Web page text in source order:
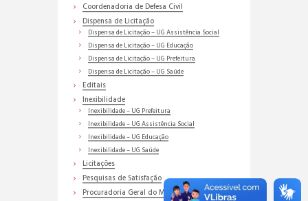
Coordenadoria de Defesa Civil
Dispensa de Licitação
Dispensa de Licitação – UG Assistência Social
Dispensa de Licitação – UG Educação
Dispensa de Licitação – UG Prefeitura
Dispensa de Licitação – UG Saúde
Editais
Inexibilidade
Inexibilidade – UG Prefeitura
Inexibilidade – UG Assistência Social
Inexibilidade – UG Educação
Inexibilidade – UG Saúde
Licitações
Pesquisas de Satisfação
Procuradoria Geral do Município